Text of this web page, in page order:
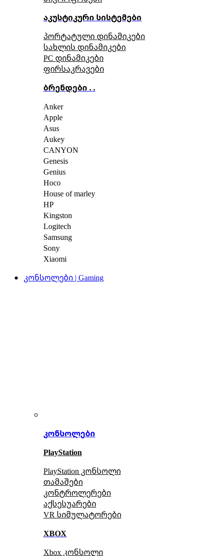
აკუსტიკური სისტემები
პორტატული დინამიკები
სახლის დინამიკები
PC დინამიკები
ფირსაკრავები
ბრენდები . .
Anker
Apple
Asus
Aukey
CANYON
Genesis
Genius
Hoco
House of marley
HP
Kingston
Logitech
Samsung
Sony
Xiaomi
კონსოლები | Gaming
კონსოლები
PlayStation
PlayStation კონსოლი
თამაშები
კონტროლერები
აქსესუარები
VR სიმულატორები
XBOX
Xbox კონსოლი